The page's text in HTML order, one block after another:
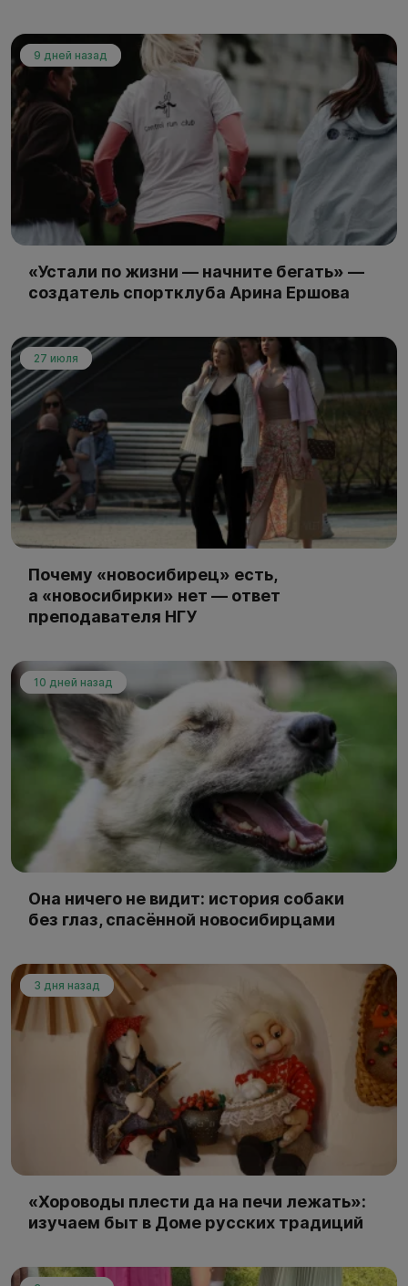
9 дней назад
«Устали по жизни — начните бегать» —
создатель спортклуба Арина Ершова
27 июля
Почему «новосибирец» есть,
а «новосибирки» нет — ответ
преподавателя НГУ
10 дней назад
Она ничего не видит: история собаки
без глаз, спасённой новосибирцами
3 дня назад
«Хороводы плести да на печи лежать»:
изучаем быт в Доме русских традиций